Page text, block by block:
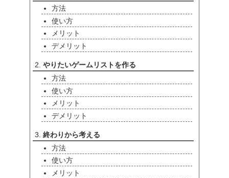
方法
使い方
メリット
デメリット
やりたいゲームリストを作る
方法
使い方
メリット
デメリット
終わりから考える
方法
使い方
メリット